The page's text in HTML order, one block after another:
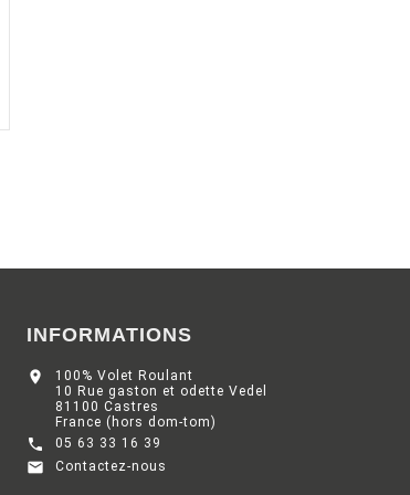
INFORMATIONS

100% Volet Roulant
10 Rue gaston et odette Vedel
81100 Castres
France (hors dom-tom)
 05 63 33 16 39
 Contactez-nous